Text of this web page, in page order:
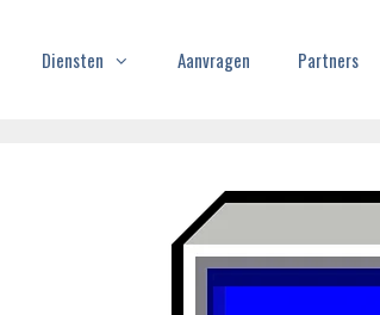
Diensten Aanvragen Partners